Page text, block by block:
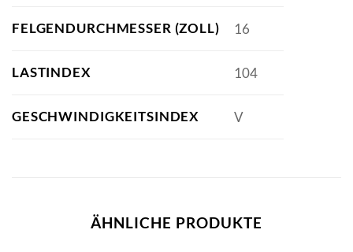
FELGENDURCHMESSER (ZOLL) 16
LASTINDEX 104
GESCHWINDIGKEITSINDEX V
ÄHNLICHE PRODUKTE